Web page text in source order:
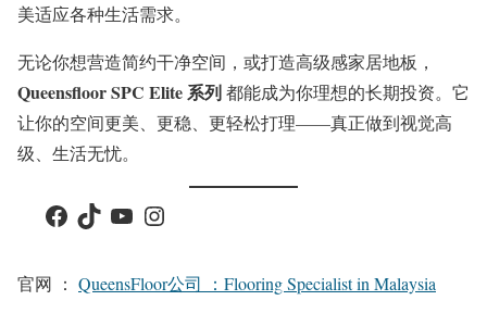
美适应各种生活需求。
无论你想营造简约干净空间，或打造高级感家居地板，
Queensfloor SPC Elite 系列都能成为你理想的长期投资。它
让你的空间更美、更稳、更轻松打理——真正做到视觉高
级、生活无忧。
Facebook TikTok YouTube Instagram
官网 ： QueensFloor公司 ：Flooring Specialist in Malaysia